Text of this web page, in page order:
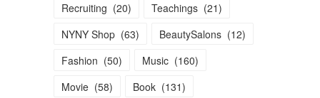
Recruiting (20) Teachings (21)
NYNY Shop (63) BeautySalons (12)
Fashion (50) Music (160)
Movie (58) Book (131)